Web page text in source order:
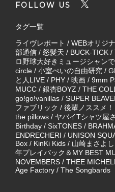
FOLLOW US
タグ一覧
ライヴレポート / WEBオリジ
部通信 / 怒髪天 / BUCK-TICK /
ロ野球大好きミュージシャンで
circle / 小室ぺいの自由研究 /
と人LIVE / PHY / 映画 / 9mm
MUCC / 銀杏BOYZ / THE
go!go!vanillas / SUPER
ファブリック / 後輩ノススメ！
the pillows / ヤバイTシャツ屋
Birthday / SixTONES /
ENDRECHERI / UNISON
Box / KinKi Kids / 山崎まさよし
年プレイバック＆MY BEST
NOVEMBERS / THEE
Age Factory / The Songbards